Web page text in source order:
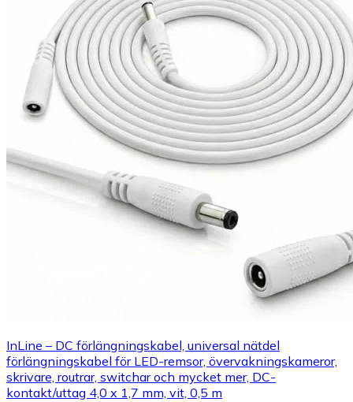
InLine – DC förlängningskabel, universal nätdel
förlängningskabel för LED-remsor, övervakningskameror,
skrivare, routrar, switchar och mycket mer, DC-
kontakt/uttag 4,0 x 1,7 mm, vit, 0,5 m